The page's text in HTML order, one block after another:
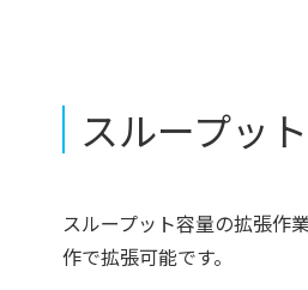
スループッ
スループット容量の拡張作
作で拡張可能です。